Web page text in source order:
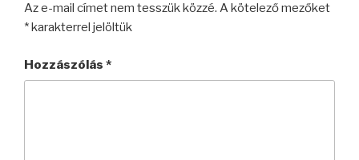
Az e-mail címet nem tesszük közzé. A kötelező mezőket
*karakterrel jelöltük
Hozzászólás *